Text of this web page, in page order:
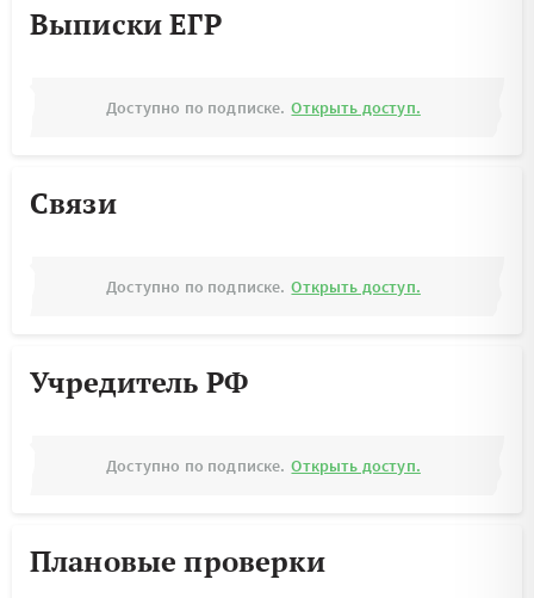
Выписки ЕГР
Доступно по подписке. Открыть доступ.
Связи
Доступно по подписке. Открыть доступ.
Учредитель РФ
Доступно по подписке. Открыть доступ.
Плановые проверки